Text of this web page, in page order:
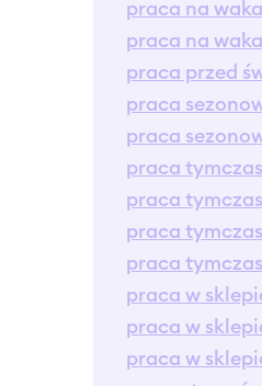
praca na
praca na
praca przed
praca
praca
praca
praca
praca
praca
praca w
praca w
praca w